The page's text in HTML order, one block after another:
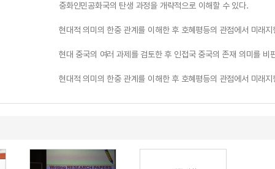
중화인민공화국의 탄생 과정을 개략적으로 이해할 수 있다.
현대적 의미의 한중 관계를 이해한 후 호혜평등의 관점에서 미래
현대 중국의 여러 과제를 검토한 후 인접국 중국의 존재 의미를 비
현대적 의미의 한중 관계를 이해한 후 호혜평등의 관점에서 미래